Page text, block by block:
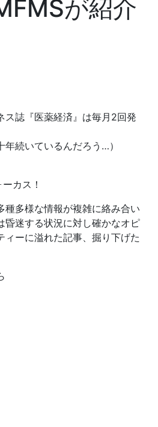
が紹介
ス誌『医薬経済』は毎月2回発
続いているんだろう…）
カス！
種多様な情報が複雑に絡み合い
昏迷する状況に対し確かなオピ
ーに溢れた記事、掘り下げた